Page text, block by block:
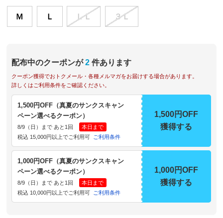
Ｍ Ｌ ＬＬ ３Ｌ
配布中のクーポンが 2 件あります
クーポン獲得でおトクメール・各種メルマガをお届けする場合があります。
詳しくはご利用条件をご確認ください。
1,500円OFF（真夏のサンクスキャン
ペーン選べるクーポン）
8/9（日）まで あと1回
本日まで
税込 15,000円以上でご利用可
ご利用条件
1,500円OFF
獲得する
1,000円OFF（真夏のサンクスキャン
ペーン選べるクーポン）
8/9（日）まで あと1回
本日まで
税込 10,000円以上でご利用可
ご利用条件
1,000円OFF
獲得する